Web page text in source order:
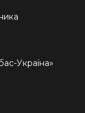
Україна»